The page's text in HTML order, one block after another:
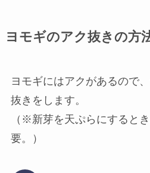
ヨモギのアク抜きの方
ヨモギにはアクがあるので
抜きをします。
（※新芽を天ぷらにすると
要。）